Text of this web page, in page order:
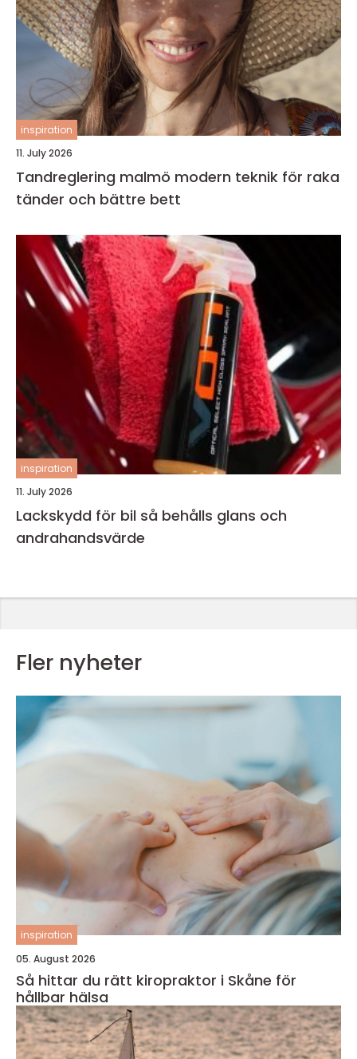
inspiration
11. July 2026
Tandreglering malmö modern teknik för raka
tänder och bättre bett
inspiration
11. July 2026
Lackskydd för bil så behålls glans och
andrahandsvärde
Fler nyheter
inspiration
05. August 2026
Så hittar du rätt kiropraktor i Skåne för
hållbar hälsa